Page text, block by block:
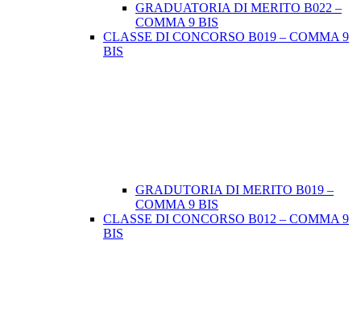
GRADUATORIA DI MERITO B022 –
COMMA 9 BIS
CLASSE DI CONCORSO B019 – COMMA 9
BIS
GRADUTORIA DI MERITO B019 –
COMMA 9 BIS
CLASSE DI CONCORSO B012 – COMMA 9
BIS